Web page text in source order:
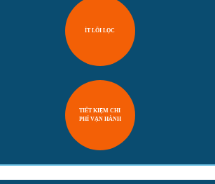
ÍT LÕI LỌC
TIẾT KIỆM CHI
PHÍ VẬN HÀNH